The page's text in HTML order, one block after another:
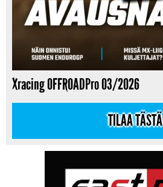
Xracing OFFROADPro 03/2026
TILAA TÄSTÄ